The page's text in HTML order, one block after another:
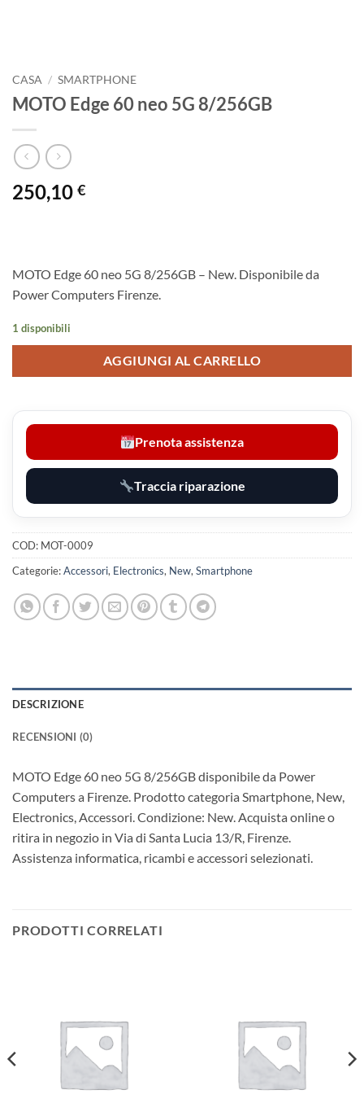
CASA / SMARTPHONE
MOTO Edge 60 neo 5G 8/256GB
250,10 €
MOTO Edge 60 neo 5G 8/256GB – New. Disponibile da
Power Computers Firenze.
1 disponibili
AGGIUNGI AL CARRELLO
Prenota assistenza
Traccia riparazione
COD: MOT-0009
Categorie:Accessori, Electronics, New, Smartphone
DESCRIZIONE
RECENSIONI (0)
MOTO Edge 60 neo 5G 8/256GB disponibile da Power
Computers a Firenze. Prodotto categoria Smartphone, New,
Electronics, Accessori. Condizione: New. Acquista online o
ritira in negozio in Via di Santa Lucia 13/R, Firenze.
Assistenza informatica, ricambi e accessori selezionati.
PRODOTTI CORRELATI